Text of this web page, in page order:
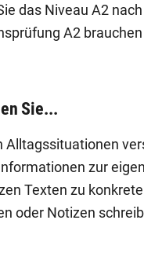
das Niveau A2
A2
Sie...
Alltagssituationen
zur
Texten zu
oder Notizen